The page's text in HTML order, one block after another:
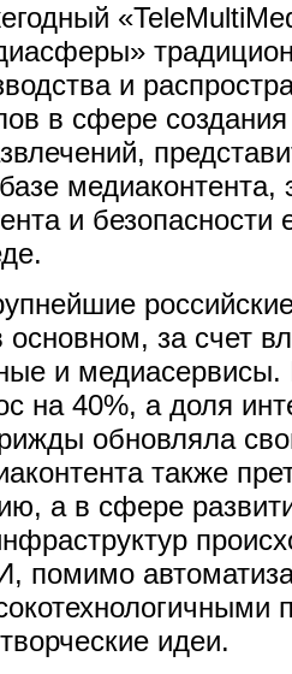
и
в сфере
медиаконтента,
и безопасности
основном, за счет
и
на 40%, а доля
обновляла
также
а в сфере
помимо
идеи.